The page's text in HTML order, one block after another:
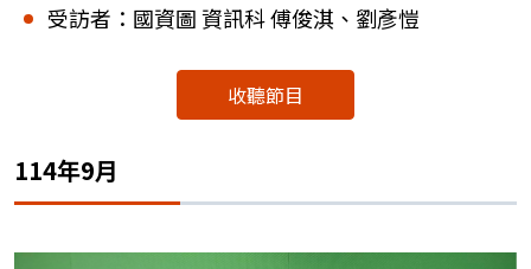
受訪者：國資圖 資訊科 傅俊淇、劉彥愷
收聽節目
114年9月